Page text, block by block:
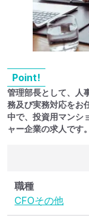
Point!
管理部長として、人
務及び実務対応をお
中で、投資用マンシ
ャー企業の求人です。
職種
CFOその他